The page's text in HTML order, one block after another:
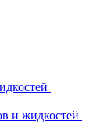
и жидкостей